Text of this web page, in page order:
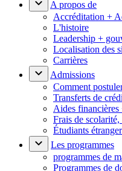
A propos de
Accréditation +
L'histoire
Leadership +
Localisation des
Carrières
Admissions
Comment
Transferts de
Aides financières
Frais de
Étudiants
Les programmes
programmes de
Programmes de